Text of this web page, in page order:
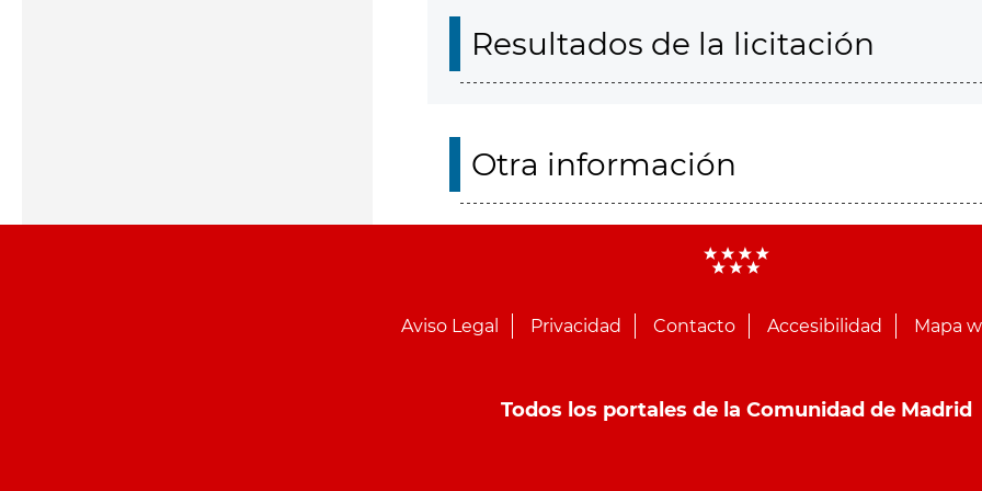
Resultados de la licitación
Otra información
Aviso Legal Privacidad Contacto Accesibilidad Mapa
Todos los portales de la Comunidad de Madrid